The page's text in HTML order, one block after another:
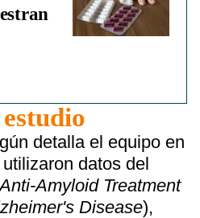
detalla el equipo en
datos del
Anti-Amyloid Treatment
Disease),